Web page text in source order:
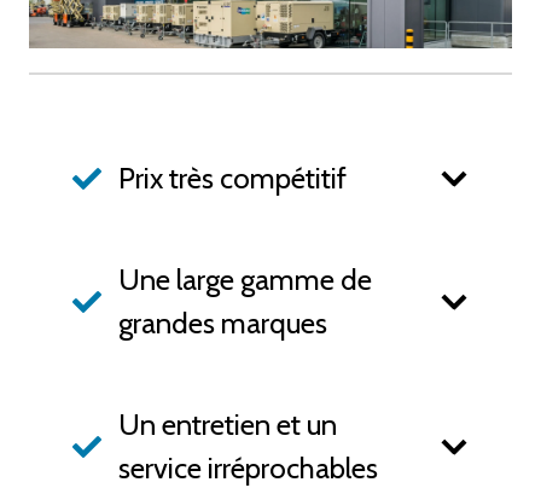
Prix très compétitif
Une large gamme de
grandes marques
Un entretien et un
service irréprochables